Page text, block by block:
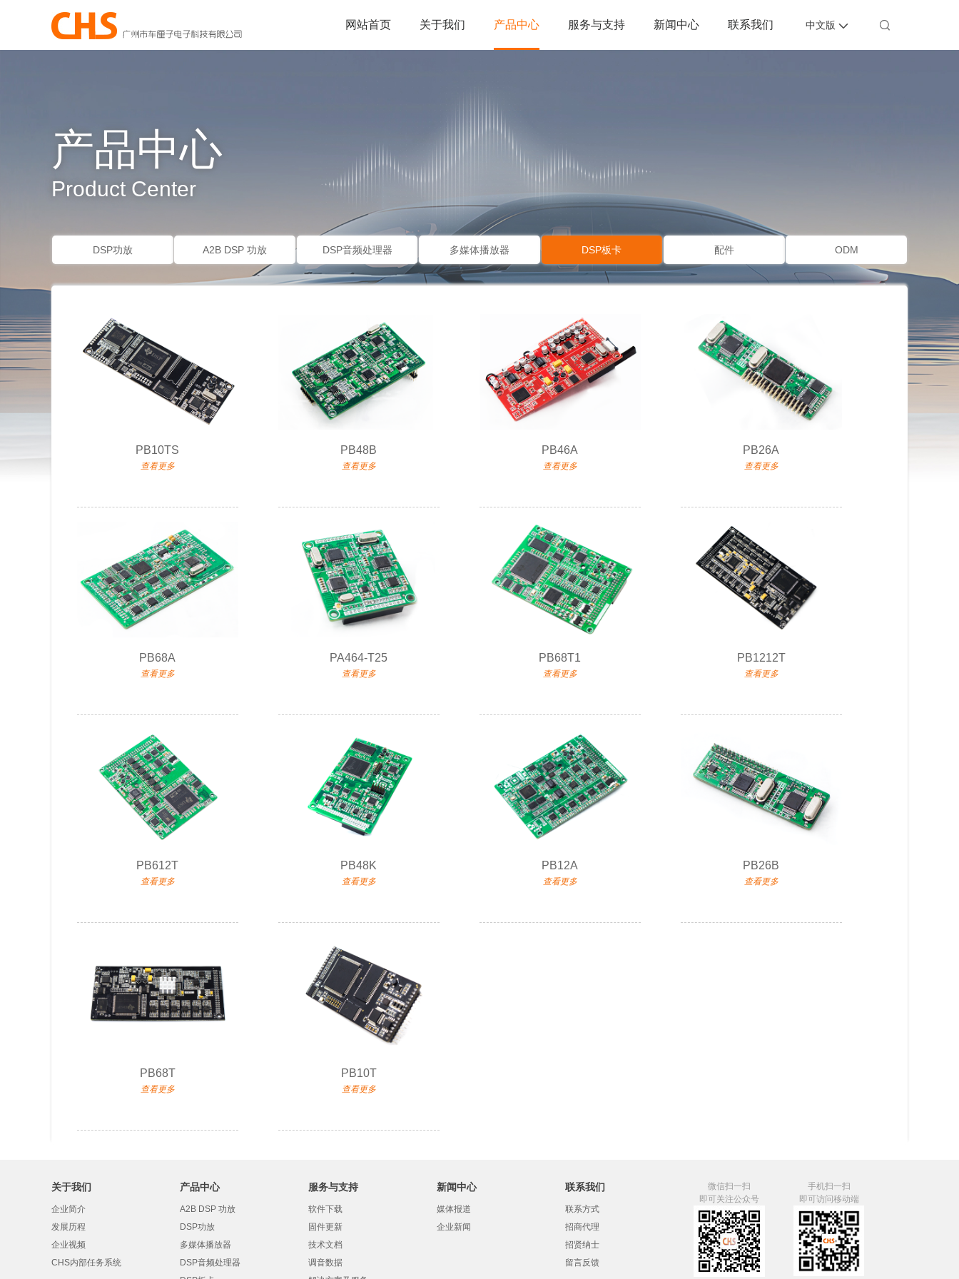
中文版  
网站首页 关于我们 产品中心 服务与支持 新闻中心 联系我们
产品中心
Product Center
DSP功放 A2B DSP 功放 DSP音频处理器 多媒体播放器 DSP板卡 配件 ODM
PB10TS
查看更多
PB48B
查看更多
PB46A
查看更多
PB26A
查看更多
PB68A
查看更多
PA464-T25
查看更多
PB68T1
查看更多
PB1212T
查看更多
PB612T
查看更多
PB48K
查看更多
PB12A
查看更多
PB26B
查看更多
PB68T
查看更多
PB10T
查看更多
关于我们
企业简介
发展历程
企业视频
CHS内部任务系统
产品中心
A2B DSP 功放
DSP功放
多媒体播放器
DSP音频处理器
服务与支持
软件下载
固件更新
技术文档
调音数据
新闻中心
媒体报道
企业新闻
联系我们
联系方式
招商代理
招贤纳士
留言反馈
微信扫一扫
即可关注公众号
手机扫一扫
即可访问移动端